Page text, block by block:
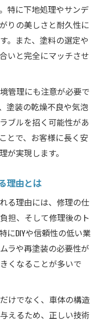
特に下地処理やサンデ
りの美しさと耐久性に
。また、塗料の選定や
いと完全にマッチさせ
管理にも注意が必要で
塗装の乾燥不良や気泡
ブルを招く可能性があ
とで、お客様に長く安
が実現します。
理由とは
る理由には、修理の仕
担、そして修理後のト
にDIYや信頼性の低い業
ラや再塗装の必要性が
くなることが多いで
けでなく、車体の構造
えるため、正しい技術